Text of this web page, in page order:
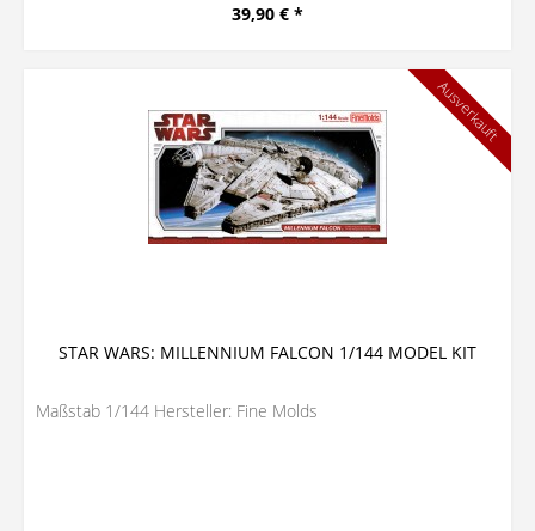
39,90 € *
STAR WARS: MILLENNIUM FALCON 1/144 MODEL KIT
Maßstab 1/144 Hersteller: Fine Molds
Ausverkauft